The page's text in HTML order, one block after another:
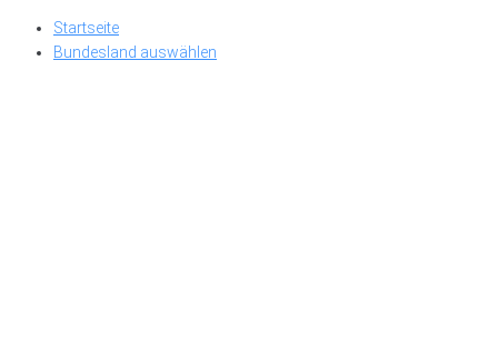
Skip
Startseite
Bundesland auswählen